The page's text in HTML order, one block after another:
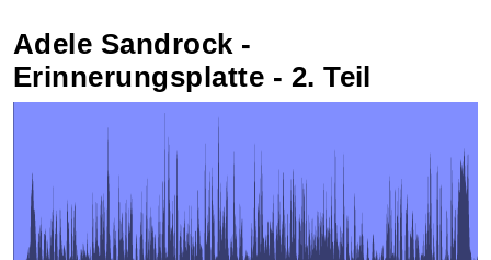
Adele Sandrock -
Erinnerungsplatte - 2. Teil